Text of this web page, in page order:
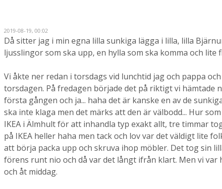
2019-08-19, 00:02
Då sitter jag i min egna lilla sunkiga lägga i lilla, lilla
ljusslingor som ska upp, en hylla som ska komma och
Vi åkte ner redan i torsdags vid lunchtid jag och pappa
torsdagen. På fredagen började det på riktigt vi
första gången och ja... haha det är kanske en av de
ska inte klaga men det märks att den är välbodd... Hur
IKEA i Älmhult för att inhandla typ exakt allt, tre timmar
på IKEA heller haha men tack och lov var det väldigt lite
att börja packa upp och skruva ihop möbler. Det tog sin
förens runt nio och då var det långt ifrån klart. Men vi
och åt middag.